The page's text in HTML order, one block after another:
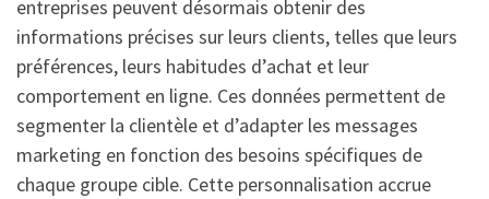
entreprises peuvent désormais obtenir des
informations précises sur leurs clients, telles que leurs
préférences, leurs habitudes d’achat et leur
comportement en ligne. Ces données permettent de
segmenter la clientèle et d’adapter les messages
marketing en fonction des besoins spécifiques de
chaque groupe cible. Cette personnalisation accrue